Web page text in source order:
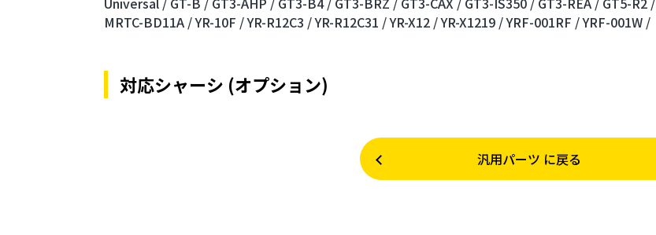
MRTC-BD11A /YR-10F /YR-R12C3 /YR-R12C31 /YR-X12 /YR-X1219 /YRF-001RF /YRF-001W /
対応シャーシ (オプション)
汎用パーツ に戻る